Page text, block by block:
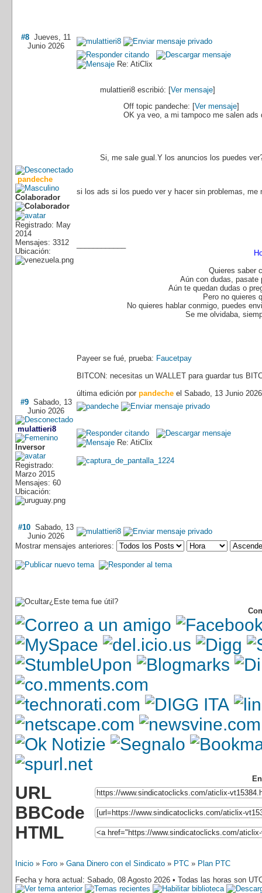
#8 Jueves, 11
Junio 2026
pandeche
Colaborador
Registrado: May
2014
Mensajes: 3312
Ubicación:
Re: AtiClix
mulattieri8 escribió: [Ver mensaje]
Off topic pandeche: [Ver mensaje]
OK ya veo, a mi tampoco me salen
Si, me sale gual.Y los anuncios los puedes
si los ads si los puedo ver y hacer sin problemas,
Quieres saber
Aún con dudas, pasate
Aún te quedan dudas o
Pero no quieres
No quieres hablar conmigo, puedes
Se me olvidaba,
Payeer se fué, prueba: Faucetpay
BITCON: necesitas un WALLET para guardar tus
última edición por pandeche el Sabado, 13 Junio
#9Sabado, 13
Junio 2026
mulattieri8
Inversor
Registrado:
Marzo 2015
Mensajes: 60
Ubicación:
Re: AtiClix
#10 Sabado, 13
Junio 2026
Mostrar mensajes anteriores:
¿Este tema fue útil?
URL
BBCode
HTML
Inicio » Foro » Gana Dinero con el Sindicato » PTC » Plan PTC
Fecha y hora actual: Sabado, 08 Agosto 2026 • Todas las horas son